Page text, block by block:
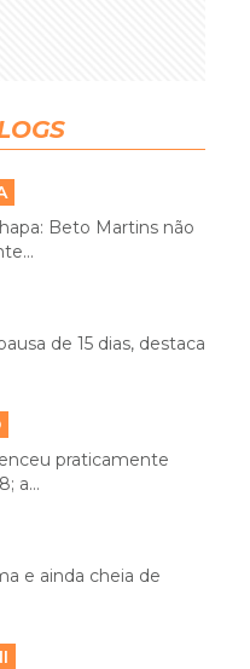
Beto Martins não
de 15 dias, destaca
praticamente
a...
e ainda cheia de